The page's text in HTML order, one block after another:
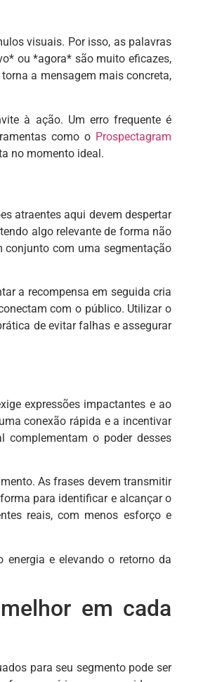
visuais. Por isso, as palavras
ou *agora* são muito eficazes,
a mensagem mais concreta,
à ação. Um erro frequente é
como o Prospectagram
no momento ideal.
atraentes aqui devem despertar
algo relevante de forma não
conjunto com uma segmentação
a recompensa em seguida cria
com o público. Utilizar o
de evitar falhas e assegurar
expressões impactantes e ao
conexão rápida e a incentivar
complementam o poder desses
As frases devem transmitir
para identificar e alcançar o
reais, com menos esforço e
e elevando o retorno da
em cada
para seu segmento pode ser